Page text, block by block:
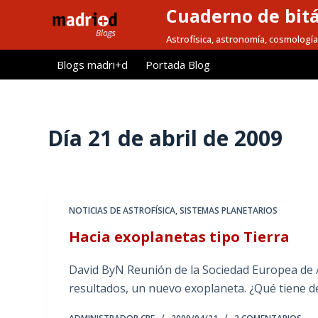
l
Cuaderno de
Astrofísica, astronomía,
Blogs madri+d Portada Blog
Día 21 de abril de 2009
NOTICIAS DE ASTROFÍSICA,SISTEMAS PLANETARIOS
Hacia exoplanetas tipo Tierra
David ByN Reunión de la Sociedad Europea
resultados, un nuevo exoplaneta. ¿Qué tiene